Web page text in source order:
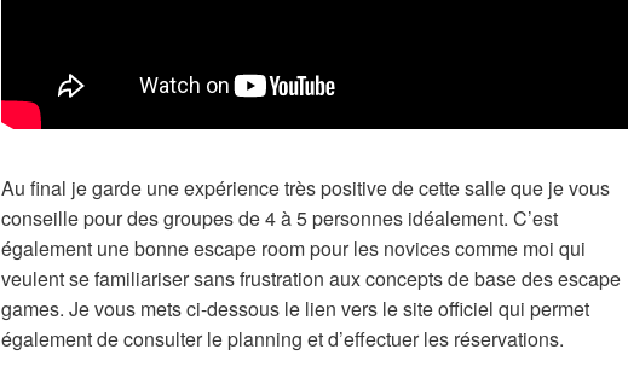
Au final je garde une expérience très positive de cette salle que je vous
conseille pour des groupes de 4 à 5 personnes idéalement. C’est
également une bonne escape room pour les novices comme moi qui
veulent se familiariser sans frustration aux concepts de base des escape
games. Je vous mets ci-dessous le lien vers le site officiel qui permet
également de consulter le planning et d’effectuer les réservations.